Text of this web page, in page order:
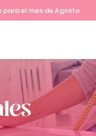
nivel